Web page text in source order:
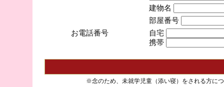
建物名
部屋番号
お電話番号
自宅
携帯
※念のため、未就学児童（添い寝）をされる方に